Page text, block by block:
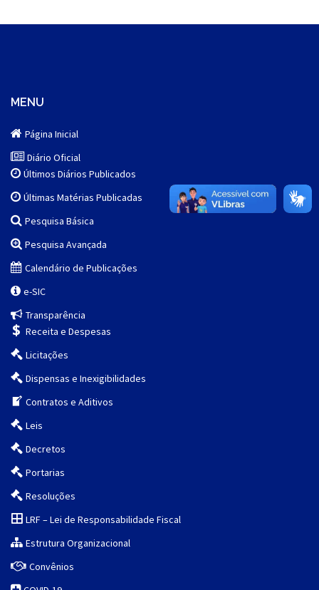
MENU
Página Inicial
Diário Oficial
Últimos Diários Publicados
Últimas Matérias Publicadas
Pesquisa Básica
Pesquisa Avançada
Calendário de Publicações
e-SIC
Transparência
Receita e Despesas
Licitações
Dispensas e Inexigibilidades
Contratos e Aditivos
Leis
Decretos
Portarias
Resoluções
LRF – Lei de Responsabilidade Fiscal
Estrutura Organizacional
Convênios